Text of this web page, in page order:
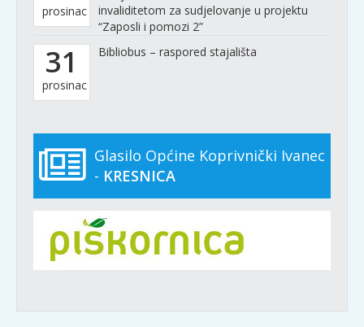
prosinac
invaliditetom za sudjelovanje u projektu
“Zaposli i pomozi 2”
31
prosinac
Bibliobus – raspored stajališta
Glasilo Općine Koprivnički Ivanec
- KRESNICA